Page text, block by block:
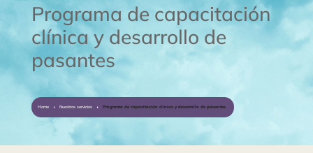
Programa de capacitación
clínica y desarrollo de
pasantes
Home Nuestros servicios Programa de capacitación clínica y desarrollo de pasantes